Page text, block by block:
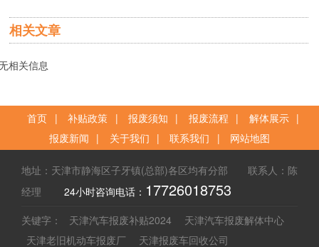
相关文章
相关信息
首页 | 补贴政策 | 报废须知 | 报废流程 | 解体展示 |
报废新闻 | 关于我们 | 联系我们 | 网站地图
地址：天津市静海区子牙镇(总部)各区均有分部 联系人：陈
经理
24小时咨询电话： 17726018753
关键字： 天津汽车报废补贴2024
天津汽车报废解体中心
天津老旧机动车报废厂
天津报废车回收公司